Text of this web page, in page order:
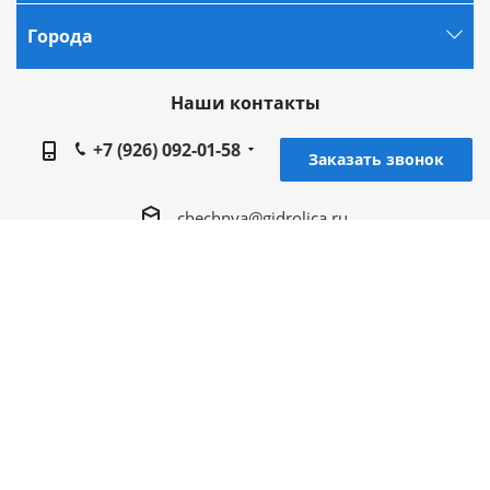
Города
Наши контакты
+7 (926) 092-01-58
Заказать звонок
chechnya@gidrolica.ru
данных.
Если вы не хотите, чтобы ваши данные
обрабатывались, настройте ограничения в браузере